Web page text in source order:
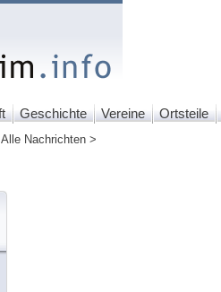
Geschichte Vereine Ortsteile
Nachrichten >